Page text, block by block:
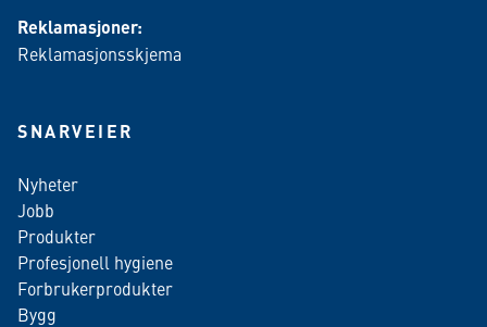
Reklamasjoner:
Reklamasjonsskjema
SNARVEIER
Nyheter
Jobb
Produkter
Profesjonell hygiene
Forbrukerprodukter
Bygg